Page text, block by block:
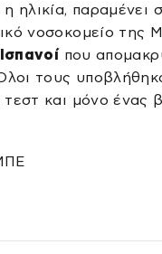
ηλικία, παραμένει
νοσοκομείο της
που
τους
τεστ και μόνο ένας